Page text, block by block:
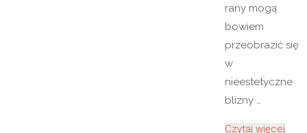
rany mogą
bowiem
przeobrazić się
w
nieestetyczne
blizny …
Czytaj więcej